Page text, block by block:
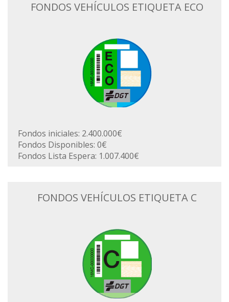
FONDOS VEHÍCULOS ETIQUETA ECO
Fondos iniciales: 2.400.000€
Fondos Disponibles: 0€
Fondos Lista Espera: 1.007.400€
FONDOS VEHÍCULOS ETIQUETA C